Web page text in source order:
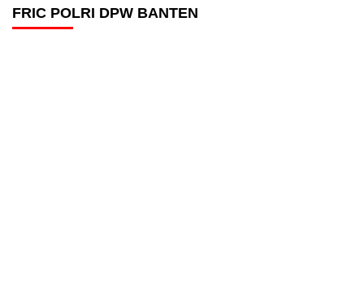
FRIC POLRI DPW BANTEN